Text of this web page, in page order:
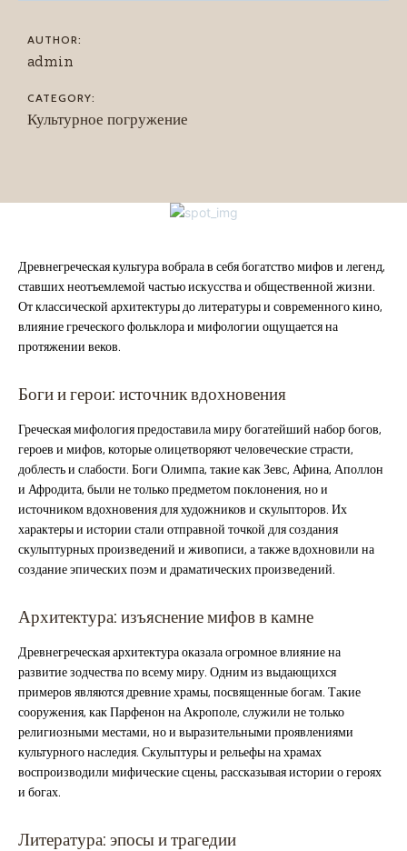
AUTHOR:
admin
CATEGORY:
Культурное погружение
Древнегреческая культура вобрала в себя богатство мифов и легенд,
ставших неотъемлемой частью искусства и общественной жизни.
От классической архитектуры до литературы и современного кино,
влияние греческого фольклора и мифологии ощущается на
протяжении веков.
Боги и герои: источник вдохновения
Греческая мифология предоставила миру богатейший набор богов,
героев и мифов, которые олицетворяют человеческие страсти,
доблесть и слабости. Боги Олимпа, такие как Зевс, Афина, Аполлон
и Афродита, были не только предметом поклонения, но и
источником вдохновения для художников и скульпторов. Их
характеры и истории стали отправной точкой для создания
скульптурных произведений и живописи, а также вдохновили на
создание эпических поэм и драматических произведений.
Архитектура: изъяснение мифов в камне
Древнегреческая архитектура оказала огромное влияние на
развитие зодчества по всему миру. Одним из выдающихся
примеров являются древние храмы, посвященные богам. Такие
сооружения, как Парфенон на Акрополе, служили не только
религиозными местами, но и выразительными проявлениями
культурного наследия. Скульптуры и рельефы на храмах
воспроизводили мифические сцены, рассказывая истории о героях
и богах.
Литература: эпосы и трагедии